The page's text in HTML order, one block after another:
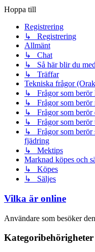
Hoppa till
Registrering
↳ Registrering
Allmänt
↳ Chat
↳ Så här blir du
↳ Träffar
Tekniska frågor
↳ Frågor som berör
↳ Frågor som berör
↳ Frågor som berör
↳ Frågor som berör
↳ Frågor som berör
fjädring
↳ Mektips
Marknad köpes och
↳ Köpes
↳ Säljes
Vilka är online
Användare som besöker
Kategoribehörigheter